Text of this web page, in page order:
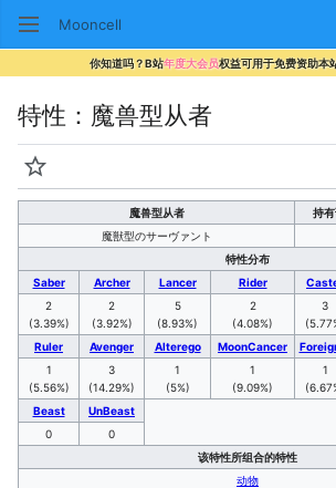
Mooncell
你知道吗？B站年度大会员权益可用于免费资助本
特性：魔兽型从者
监视
魔兽型从者
持
魔獣型のサーヴァント
特性分布
Saber
Archer Lancer Rider
2
(3.39%)
2
(3.92%)
5
(8.93%)
2
(4.08%)
3
Ruler
Avenger Alterego MoonCancer
1
(5.56%)
3
(14.29%)
1
(5%)
1
(9.09%)
1
Beast
UnBeast
0
0
该特性所组合的特性
动物